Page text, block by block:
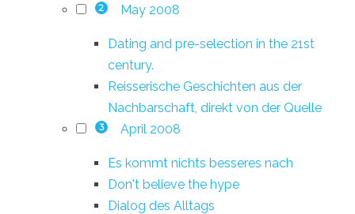
2 May 2008
Dating and pre-selection in the 21st
century.
Reisserische Geschichten aus der
Nachbarschaft, direkt von der Quelle
3 April 2008
Es kommt nichts besseres nach
Don't believe the hype
Dialog des Alltags